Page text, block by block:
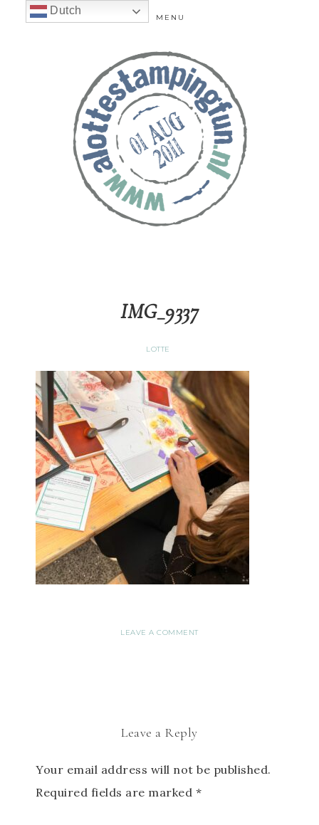
MENU
IMG_9337
LOTTE
LEAVE A COMMENT
Leave a Reply
Your email address will not be published.
Required fields are marked *
Dutch